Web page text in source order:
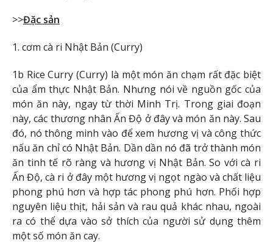
>>Đặc sản
1. cơm cà ri Nhật Bản (Curry)
1b Rice Curry (Curry) là một món ăn chạm rất đặc biệt
của ẩm thực Nhật Bản. Nhưng nói về nguồn gốc của
món ăn này, ngay từ thời Minh Trị. Trong giai đoạn
này, các thương nhân Ấn Độ ở đây và món ăn này. Sau
đó, nó thông minh vào để xem hương vị và công thức
nấu ăn chỉ có Nhật Bản. Dần dần nó đã trở thành món
ăn tinh tế rõ ràng và hương vị Nhật Bản. So với cà ri
Ấn Độ, cà ri ở đây một hương vị ngọt ngào và chất liệu
phong phú hơn và hợp tác phong phú hơn. Phối hợp
nguyên liệu thịt, hải sản và rau quả khác nhau, ngoài
ra có thể dựa vào sở thích của người sử dụng thêm
một số món ăn cay.